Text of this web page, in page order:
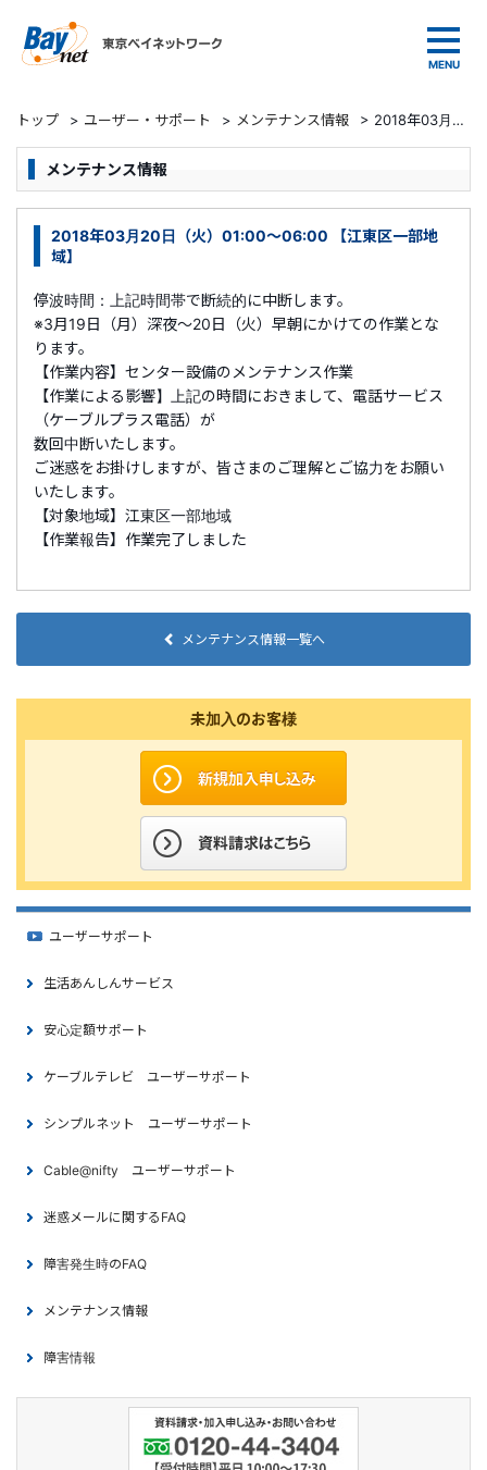
トップ > ユーザー・サポート > メンテナンス情報 > 2018年03月20日（火）01:00～06:00 【江東区一部地域】
メンテナンス情報
2018年03月20日（火）01:00～06:00 【江東区一部地
域】
停波時間：上記時間帯で断続的に中断します。
※3月19日（月）深夜～20日（火）早朝にかけての作業とな
ります。
【作業内容】センター設備のメンテナンス作業
【作業による影響】上記の時間におきまして、電話サービス
（ケーブルプラス電話）が
数回中断いたします。
ご迷惑をお掛けしますが、皆さまのご理解とご協力をお願い
いたします。
【対象地域】江東区一部地域
【作業報告】作業完了しました
メンテナンス情報一覧へ
未加入のお客様
ユーザーサポート
生活あんしんサービス
安心定額サポート
ケーブルテレビ ユーザーサポート
シンプルネット ユーザーサポート
Cable@nifty ユーザーサポート
迷惑メールに関するFAQ
障害発生時のFAQ
メンテナンス情報
障害情報